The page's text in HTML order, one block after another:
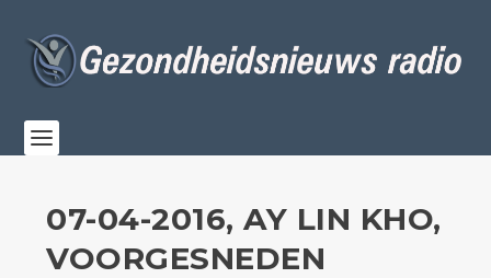
07-04-2016, AY LIN KHO,
VOORGESNEDEN